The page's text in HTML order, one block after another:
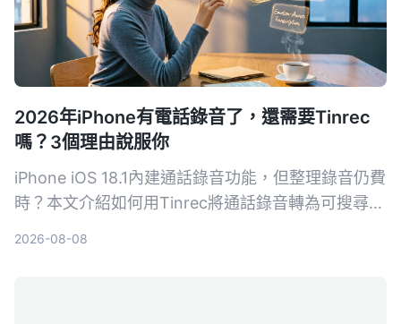
2026年iPhone有電話錄音了，還需要Tinrec
嗎？3個理由說服你
iPhone iOS 18.1內建通話錄音功能，但整理錄音仍費
時？本文介紹如何用Tinrec將通話錄音轉為可搜尋的
2026-08-08